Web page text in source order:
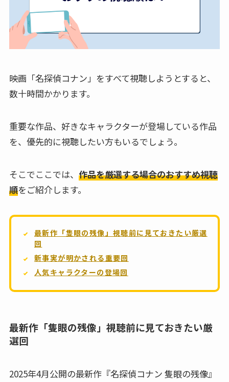
映画「名探偵コナン」をすべて視聴しようとすると、
数十時間かかります。
重要な作品、好きなキャラクターが登場している作品
を、優先的に視聴したい方もいるでしょう。
そこでここでは、 作品を厳選する場合のおすすめ視聴
順をご紹介します。
最新作「隻眼の残像」視聴前に見ておきたい厳選
回
新事実が明かされる重要回
人気キャラクターの登場回
最新作「隻眼の残像」視聴前に見ておきたい厳
選回
2025年4月公開の最新作『名探偵コナン 隻眼の残像』